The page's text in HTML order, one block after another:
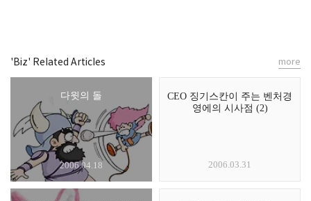
'Biz' Related Articles
다윗의 돌
2006.04.18
CEO 징기스칸이 주는 벤처경
영에의 시사점 (2)
2006.03.31
more